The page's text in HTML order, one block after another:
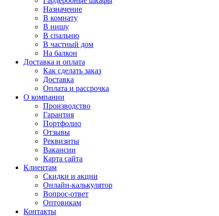
Назначение
В комнату
В нишу
В спальню
В частный дом
На балкон
Доставка и оплата
Как сделать заказ
Доставка
Оплата и рассрочка
О компании
Производство
Гарантия
Портфолио
Отзывы
Реквизиты
Вакансии
Карта сайта
Клиентам
Скидки и акции
Онлайн-калькулятор
Вопрос-ответ
Оптовикам
Контакты